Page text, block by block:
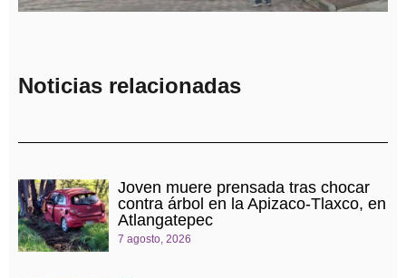
Noticias relacionadas
Joven muere prensada tras chocar
contra árbol en la Apizaco-Tlaxco, en
Atlangatepec
7 agosto, 2026